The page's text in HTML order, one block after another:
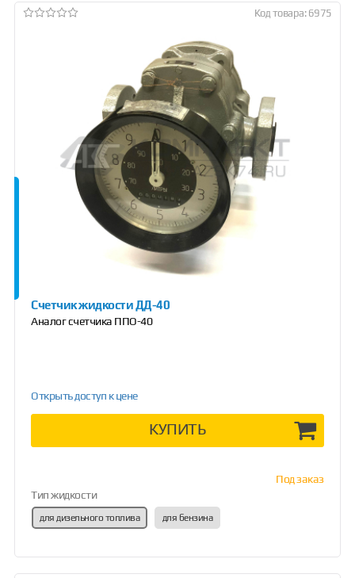
Код товара: 6975
Счетчик жидкости ДД-40
Аналог счетчика ППО-40
Открыть доступ к цене
КУПИТЬ
Под заказ
Тип жидкости
для дизельного топлива для бензина